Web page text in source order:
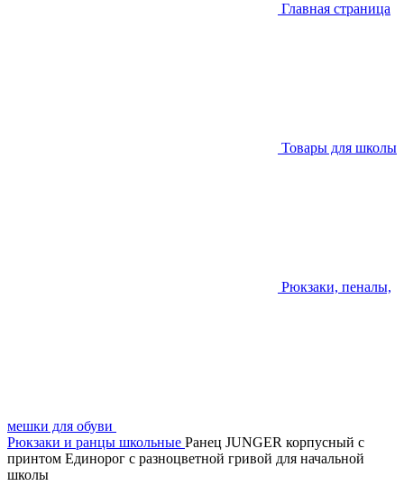
Главная страница
Товары для школы
Рюкзаки, пеналы,
мешки для обуви
Рюкзаки и ранцы школьные Ранец JUNGER корпусный с
принтом Единорог с разноцветной гривой для начальной
школы